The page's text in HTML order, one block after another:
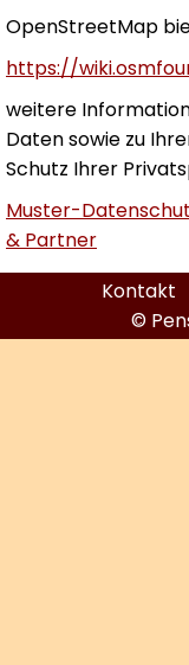
OpenStreetMap
https://
weitere
Daten sowie zu
Schutz Ihrer
Muster-
& Partner
©
Kontakt